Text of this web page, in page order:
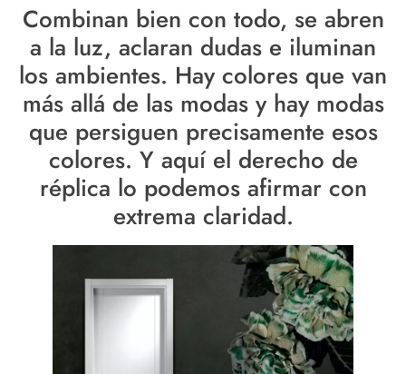
Combinan bien con todo, se abren
a la luz, aclaran dudas e iluminan
los ambientes. Hay colores que van
más allá de las modas y hay modas
que persiguen precisamente esos
colores. Y aquí el derecho de
réplica lo podemos afirmar con
extrema claridad.